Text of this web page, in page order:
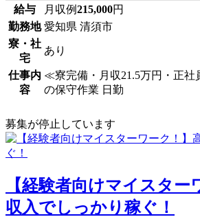
給与 月収例215,000円
勤務地 愛知県 清須市
寮・社
宅
あり
仕事内
容
≪寮完備・月収21.5万円・正
の保守作業 日勤
募集が停止しています
【経験者向けマイスター
収入でしっかり稼ぐ！